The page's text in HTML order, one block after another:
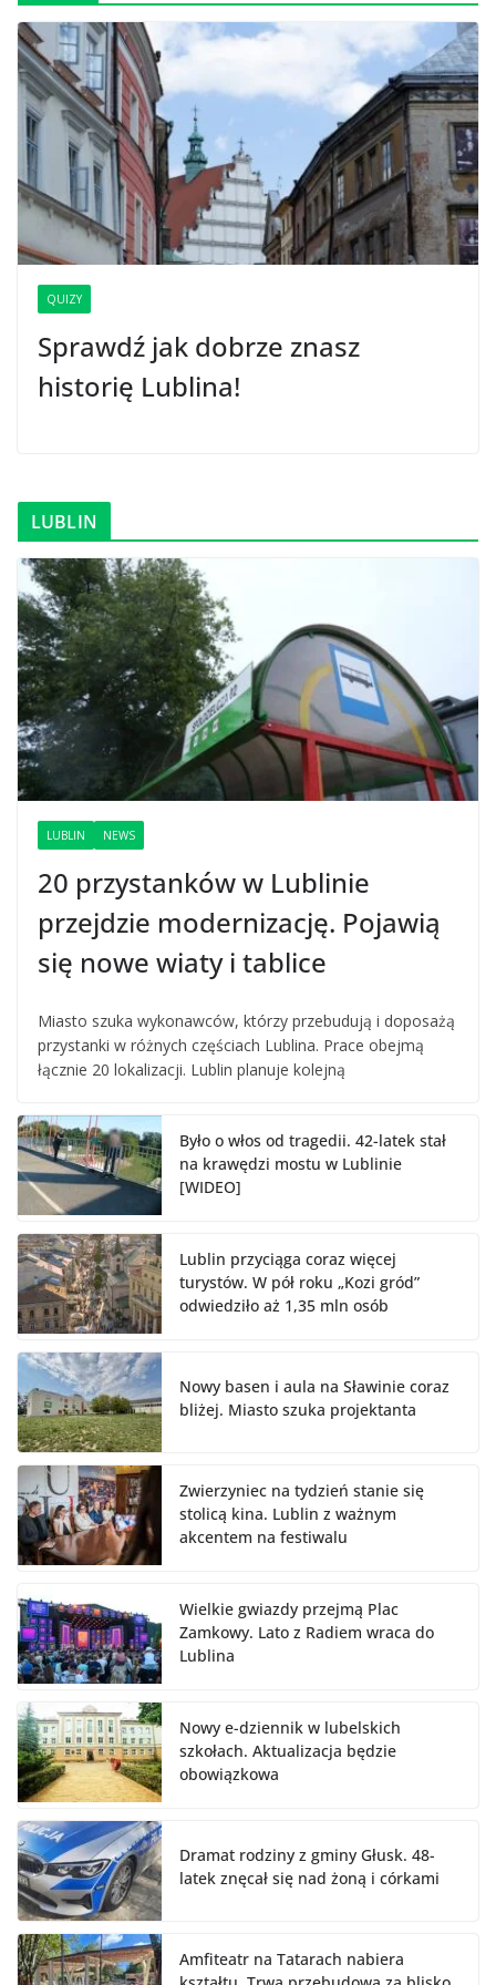
QUIZY
Sprawdź jak dobrze znasz
historię Lublina!
LUBLIN
LUBLIN NEWS
20 przystanków w Lublinie
przejdzie modernizację. Pojawią
się nowe wiaty i tablice
Miasto szuka wykonawców, którzy przebudują i doposażą
przystanki w różnych częściach Lublina. Prace obejmą
łącznie 20 lokalizacji. Lublin planuje kolejną
Było o włos od tragedii. 42-latek stał
na krawędzi mostu w Lublinie
[WIDEO]
Lublin przyciąga coraz więcej
turystów. W pół roku „Kozi gród”
odwiedziło aż 1,35 mln osób
Nowy basen i aula na Sławinie coraz
bliżej. Miasto szuka projektanta
Zwierzyniec na tydzień stanie się
stolicą kina. Lublin z ważnym
akcentem na festiwalu
Wielkie gwiazdy przejmą Plac
Zamkowy. Lato z Radiem wraca do
Lublina
Nowy e-dziennik w lubelskich
szkołach. Aktualizacja będzie
obowiązkowa
Dramat rodziny z gminy Głusk. 48-
latek znęcał się nad żoną i córkami
Amfiteatr na Tatarach nabiera